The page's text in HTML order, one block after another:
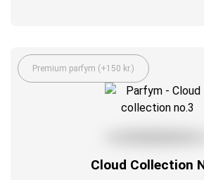
Premium parfym (+150 kr.)
Cloud Collection